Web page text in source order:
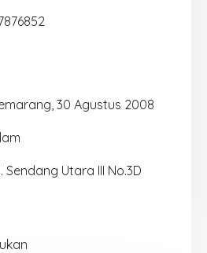
30 Agustus 2008
Sendang Utara III No.3D